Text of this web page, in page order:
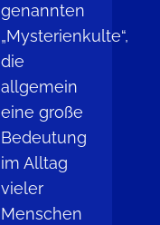
genannten
„Mysterienkulte“,
die
allgemein
eine große
Bedeutung
im Alltag
vieler
Menschen